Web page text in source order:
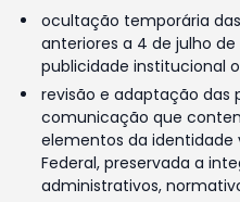
ocultação temporária
anteriores a 4 de julho
publicidade institucional
revisão e adaptação das
comunicação que
elementos da identidade
Federal, preservada a
administrativos,